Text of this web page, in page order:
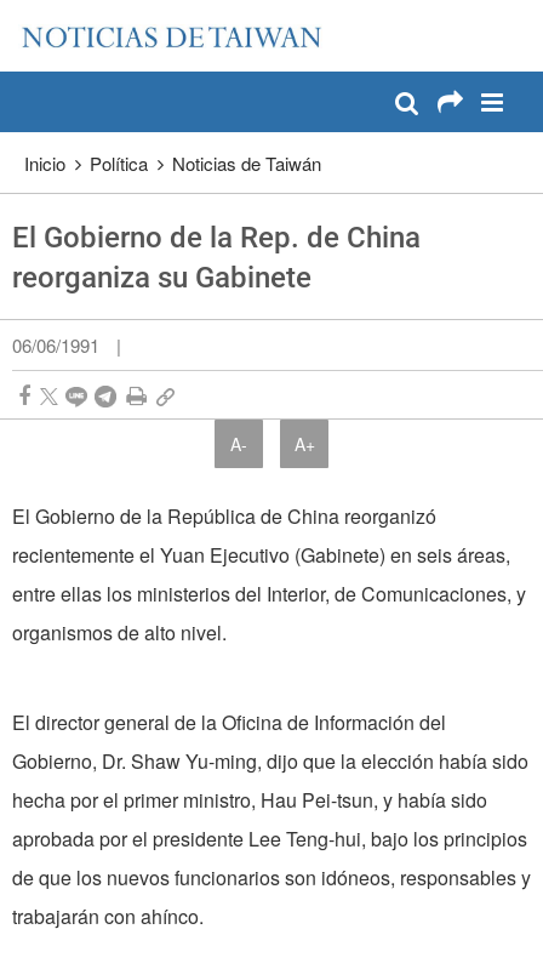
Pase a contenido principal
Inicio Política Noticias de Taiwán
El Gobierno de la Rep. de China
reorganiza su Gabinete
06/06/1991 |
A- A+
El Gobierno de la República de China reorganizó
recientemente el Yuan Ejecutivo (Gabinete) en seis áreas,
entre ellas los ministerios del Interior, de Comunicaciones, y
organismos de alto nivel.
El director general de la Oficina de Información del
Gobierno, Dr. Shaw Yu-ming, dijo que la elección había sido
hecha por el primer ministro, Hau Pei-tsun, y había sido
aprobada por el presidente Lee Teng-hui, bajo los principios
de que los nuevos funcionarios son idóneos, responsables y
trabajarán con ahínco.